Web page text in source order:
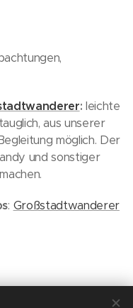
: leichte
aus unserer
möglich. Der
und sonstiger
: Großstadtwanderer